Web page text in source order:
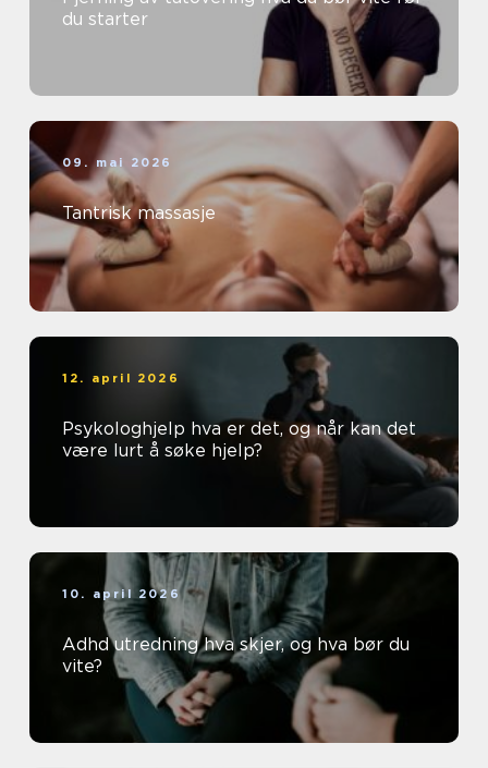
du starter
09. mai 2026
Tantrisk massasje
12. april 2026
Psykologhjelp hva er det, og når kan det
være lurt å søke hjelp?
10. april 2026
Adhd utredning hva skjer, og hva bør du
vite?